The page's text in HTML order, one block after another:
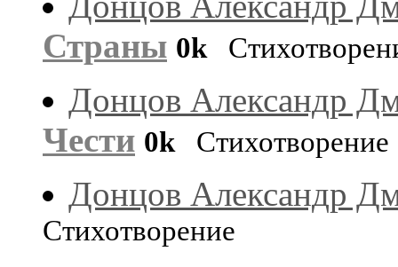
Страны 0k
Донцов Александр
Чести 0k Стихотворение
Донцов Александр
Стихотворение